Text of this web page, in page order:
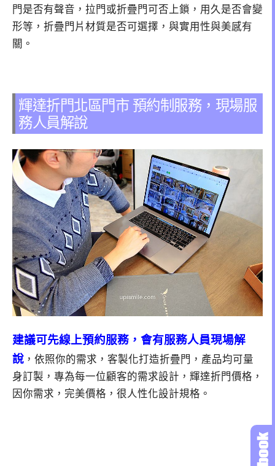
門是否有聲音，拉門或折疊門可否上鎖，用久是否會變
形等，折疊門片材質是否可選擇，與實用性與美感有
關。
輝達折門北區門市 預約制服務，現場服
務人員解說
建議可先線上預約服務，會有服務人員現場解
說 ，依照你的需求，客製化打造折疊門，產品均可量
身訂製，專為每一位顧客的需求設計，輝達折門價格，
因你需求，完美價格，很人性化設計規格。